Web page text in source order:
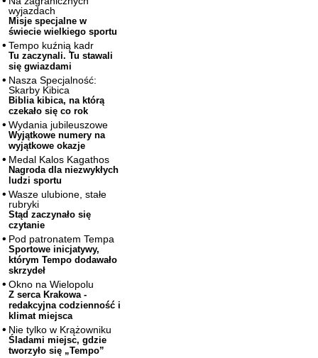
wyjazdach
Misje specjalne w
świecie wielkiego sportu
Tempo kuźnią kadr
Tu zaczynali. Tu stawali
się gwiazdami
Nasza Specjalność:
Skarby Kibica
Biblia kibica, na którą
czekało się co rok
Wydania jubileuszowe
Wyjątkowe numery na
wyjątkowe okazje
Medal Kalos Kagathos
Nagroda dla niezwykłych
ludzi sportu
Wasze ulubione, stałe
rubryki
Stąd zaczynało się
czytanie
Pod patronatem Tempa
Sportowe inicjatywy,
którym Tempo dodawało
skrzydeł
Okno na Wielopolu
Z serca Krakowa -
redakcyjna codzienność i
klimat miejsca
Nie tylko w Krążowniku
Śladami miejsc, gdzie
tworzyło się „Tempo”